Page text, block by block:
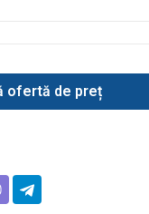
ofertă de preț